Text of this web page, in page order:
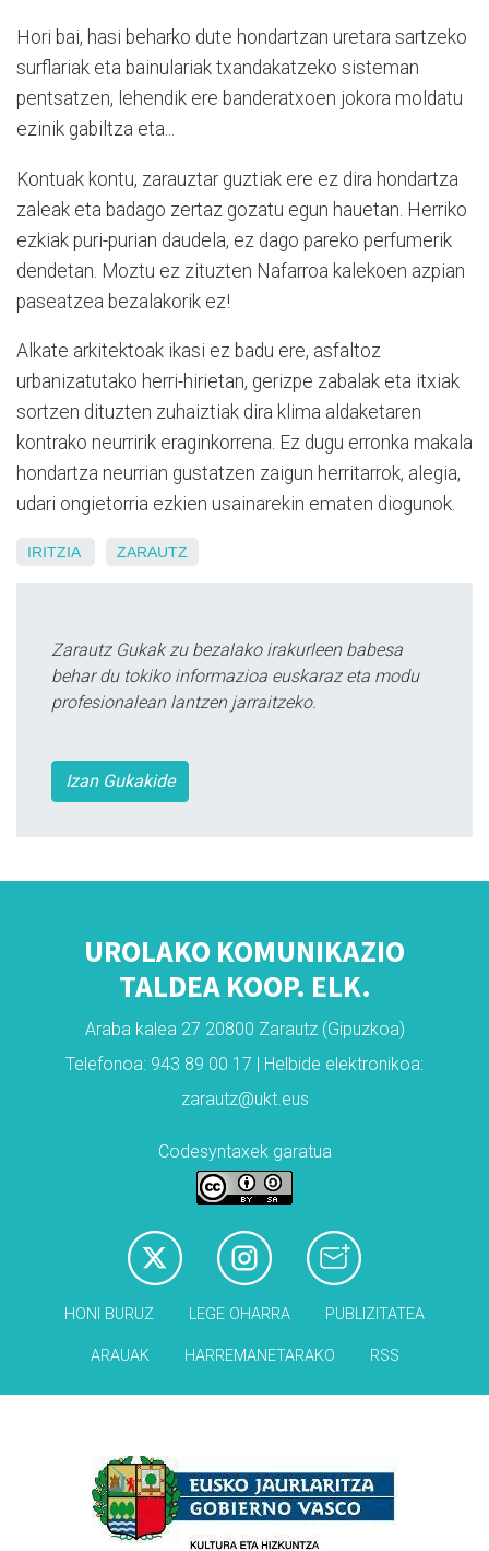
Hori bai, hasi beharko dute hondartzan uretara sartzeko
surflariak eta bainulariak txandakatzeko sisteman
pentsatzen, lehendik ere banderatxoen jokora moldatu
ezinik gabiltza eta...
Kontuak kontu, zarauztar guztiak ere ez dira hondartza
zaleak eta badago zertaz gozatu egun hauetan. Herriko
ezkiak puri-purian daudela, ez dago pareko perfumerik
dendetan. Moztu ez zituzten Nafarroa kalekoen azpian
paseatzea bezalakorik ez!
Alkate arkitektoak ikasi ez badu ere, asfaltoz
urbanizatutako herri-hirietan, gerizpe zabalak eta itxiak
sortzen dituzten zuhaiztiak dira klima aldaketaren
kontrako neurririk eraginkorrena. Ez dugu erronka makala
hondartza neurrian gustatzen zaigun herritarrok, alegia,
udari ongietorria ezkien usainarekin ematen diogunok.
IRITZIA ZARAUTZ
Zarautz Gukak zu bezalako irakurleen babesa
behar du tokiko informazioa euskaraz eta modu
profesionalean lantzen jarraitzeko.
Izan Gukakide
UROLAKO KOMUNIKAZIO
TALDEA KOOP. ELK.
Araba kalea 27 20800 Zarautz (Gipuzkoa)
Telefonoa: 943 89 00 17 | Helbide elektronikoa:
zarautz@ukt.eus
Codesyntaxek garatua
HONI BURUZ LEGE OHARRA PUBLIZITATEA
ARAUAK HARREMANETARAKO RSS